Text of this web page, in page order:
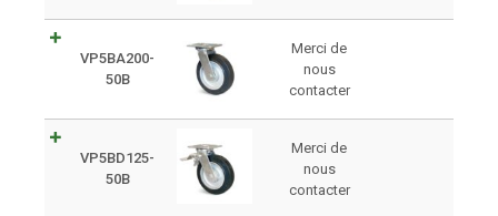
VP5BA200-
50B
Merci de
nous
contacter
VP5BD125-
50B
Merci de
nous
contacter